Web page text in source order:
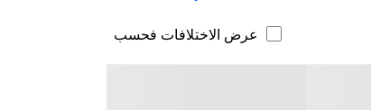
عرض الاختلافات فحسب